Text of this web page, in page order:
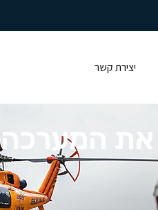
יצירת קשר
את המערכה